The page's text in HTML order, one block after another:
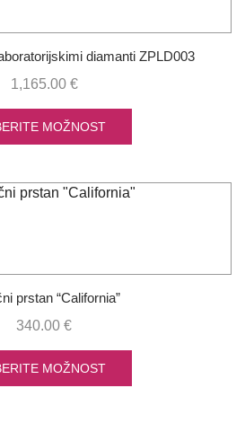
diamanti ZPLD003
1,165.00 €
MOŽNOST
prstan “California”
340.00 €
MOŽNOST